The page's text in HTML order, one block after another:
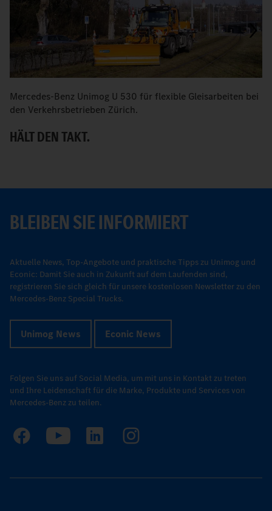
Mercedes-Benz Unimog U 530 für flexible Gleisarbeiten bei
den Verkehrsbetrieben Zürich.
HÄLT DEN TAKT.
BLEIBEN SIE INFORMIERT
Aktuelle News, Top-Angebote und praktische Tipps zu Unimog und
Econic: Damit Sie auch in Zukunft auf dem Laufenden sind,
registrieren Sie sich gleich für unsere kostenlosen Newsletter zu den
Mercedes-Benz Special Trucks.
Unimog News Econic News
Folgen Sie uns auf Social Media, um mit uns in Kontakt zu treten
und Ihre Leidenschaft für die Marke, Produkte und Services von
Mercedes-Benz zu teilen.